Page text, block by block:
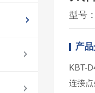
型号
产
KBT-
连接